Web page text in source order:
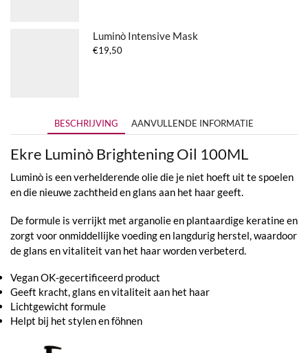
Luminò Intensive Mask
€19,50
BESCHRIJVING AANVULLENDE INFORMATIE
Ekre Luminò Brightening Oil 100ML
Luminò is een verhelderende olie die je niet hoeft uit te spoelen
en die nieuwe zachtheid en glans aan het haar geeft.
De formule is verrijkt met arganolie en plantaardige keratine en
zorgt voor onmiddellijke voeding en langdurig herstel, waardoor
de glans en vitaliteit van het haar worden verbeterd.
Vegan OK-gecertificeerd product
Geeft kracht, glans en vitaliteit aan het haar
Lichtgewicht formule
Helpt bij het stylen en föhnen